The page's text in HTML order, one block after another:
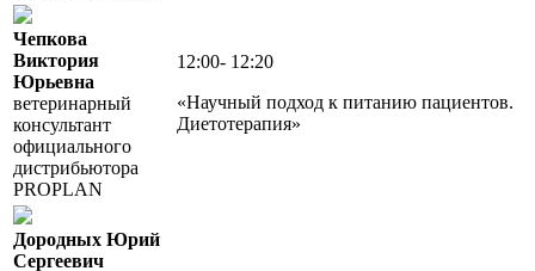
Чепкова
Виктория
Юрьевна
ветеринарный
консультант
официального
дистрибьютора
PROPLAN
12:00- 12:20
«Научный подход к питанию пациентов.
Диетотерапия»
Дородных Юрий
Сергеевич